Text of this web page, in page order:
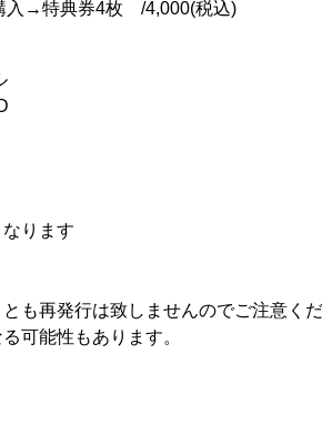
入→特典券4枚 /4,000(税込)
ります
も再発行は致しませんのでご注意くだ
可能性もあります。